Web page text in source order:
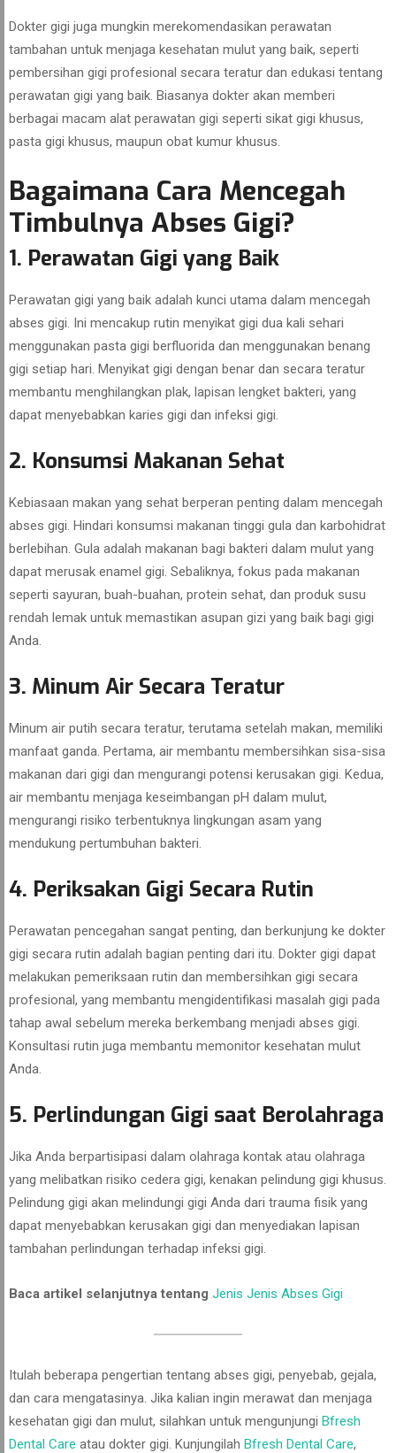
Dokter gigi juga mungkin merekomendasikan perawatan
tambahan untuk menjaga kesehatan mulut yang baik, seperti
pembersihan gigi profesional secara teratur dan edukasi tentang
perawatan gigi yang baik. Biasanya dokter akan memberi
berbagai macam alat perawatan gigi seperti sikat gigi khusus,
pasta gigi khusus, maupun obat kumur khusus.
Bagaimana Cara Mencegah
Timbulnya Abses Gigi?
1. Perawatan Gigi yang Baik
Perawatan gigi yang baik adalah kunci utama dalam mencegah
abses gigi. Ini mencakup rutin menyikat gigi dua kali sehari
menggunakan pasta gigi berfluorida dan menggunakan benang
gigi setiap hari. Menyikat gigi dengan benar dan secara teratur
membantu menghilangkan plak, lapisan lengket bakteri, yang
dapat menyebabkan karies gigi dan infeksi gigi.
2. Konsumsi Makanan Sehat
Kebiasaan makan yang sehat berperan penting dalam mencegah
abses gigi. Hindari konsumsi makanan tinggi gula dan karbohidrat
berlebihan. Gula adalah makanan bagi bakteri dalam mulut yang
dapat merusak enamel gigi. Sebaliknya, fokus pada makanan
seperti sayuran, buah-buahan, protein sehat, dan produk susu
rendah lemak untuk memastikan asupan gizi yang baik bagi gigi
Anda.
3. Minum Air Secara Teratur
Minum air putih secara teratur, terutama setelah makan, memiliki
manfaat ganda. Pertama, air membantu membersihkan sisa-sisa
makanan dari gigi dan mengurangi potensi kerusakan gigi. Kedua,
air membantu menjaga keseimbangan pH dalam mulut,
mengurangi risiko terbentuknya lingkungan asam yang
mendukung pertumbuhan bakteri.
4. Periksakan Gigi Secara Rutin
Perawatan pencegahan sangat penting, dan berkunjung ke dokter
gigi secara rutin adalah bagian penting dari itu. Dokter gigi dapat
melakukan pemeriksaan rutin dan membersihkan gigi secara
profesional, yang membantu mengidentifikasi masalah gigi pada
tahap awal sebelum mereka berkembang menjadi abses gigi.
Konsultasi rutin juga membantu memonitor kesehatan mulut
Anda.
5. Perlindungan Gigi saat Berolahraga
Jika Anda berpartisipasi dalam olahraga kontak atau olahraga
yang melibatkan risiko cedera gigi, kenakan pelindung gigi khusus.
Pelindung gigi akan melindungi gigi Anda dari trauma fisik yang
dapat menyebabkan kerusakan gigi dan menyediakan lapisan
tambahan perlindungan terhadap infeksi gigi.
Baca artikel selanjutnya tentang Jenis Jenis Abses Gigi
Itulah beberapa pengertian tentang abses gigi, penyebab, gejala,
dan cara mengatasinya. Jika kalian ingin merawat dan menjaga
kesehatan gigi dan mulut, silahkan untuk mengunjungi Bfresh
Dental Care atau dokter gigi. Kunjungilah Bfresh Dental Care,